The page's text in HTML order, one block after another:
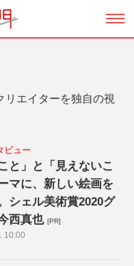
リエイターを独自の視
ビュー
と」と「見えないこ
マに、新しい絵画を
シェル美術賞2020グ
西真也 [PR]
10:00